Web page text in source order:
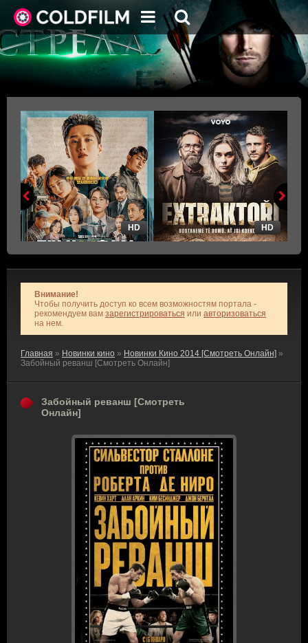
HD HD
Внимание!
Чтобы получить доступ ко всем возможностям портала -
рекомендуем вам зарегистрироваться или авторизоваться
на нем.
Главная » Новинки кино » Новинки Кино 2014 [Смотреть Онлайн] »
Забойный реванш [Смотреть Онлайн]
Забойный реванш [Смотреть
Онлайн]